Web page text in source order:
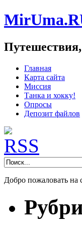
Главная
Карта сайта
Миссия
Танка и хокку!
Опросы
Депозит файлов
Добро пожаловать на